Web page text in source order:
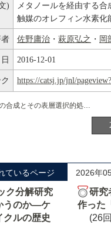
)
メタノールを経由する
触媒のオレフィン水素化
佐野庸治 ・ 萩原弘之 ・ 岡
2016-12-01
https://catsj.jp/jnl/
大結晶子ZSM-5の合成とその表層選択的処理の効果
ているページ 2026年
ク分解研究
うのか―ケ
クルの歴史
研究
作った
(26